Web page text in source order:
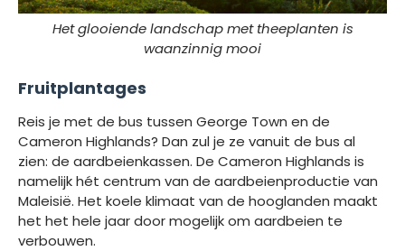
Het glooiende landschap met theeplanten is
waanzinnig mooi
Fruitplantages
Reis je met de bus tussen George Town en de
Cameron Highlands? Dan zul je ze vanuit de bus al
zien: de aardbeienkassen. De Cameron Highlands is
namelijk hét centrum van de aardbeienproductie van
Maleisië. Het koele klimaat van de hooglanden maakt
het het hele jaar door mogelijk om aardbeien te
verbouwen.